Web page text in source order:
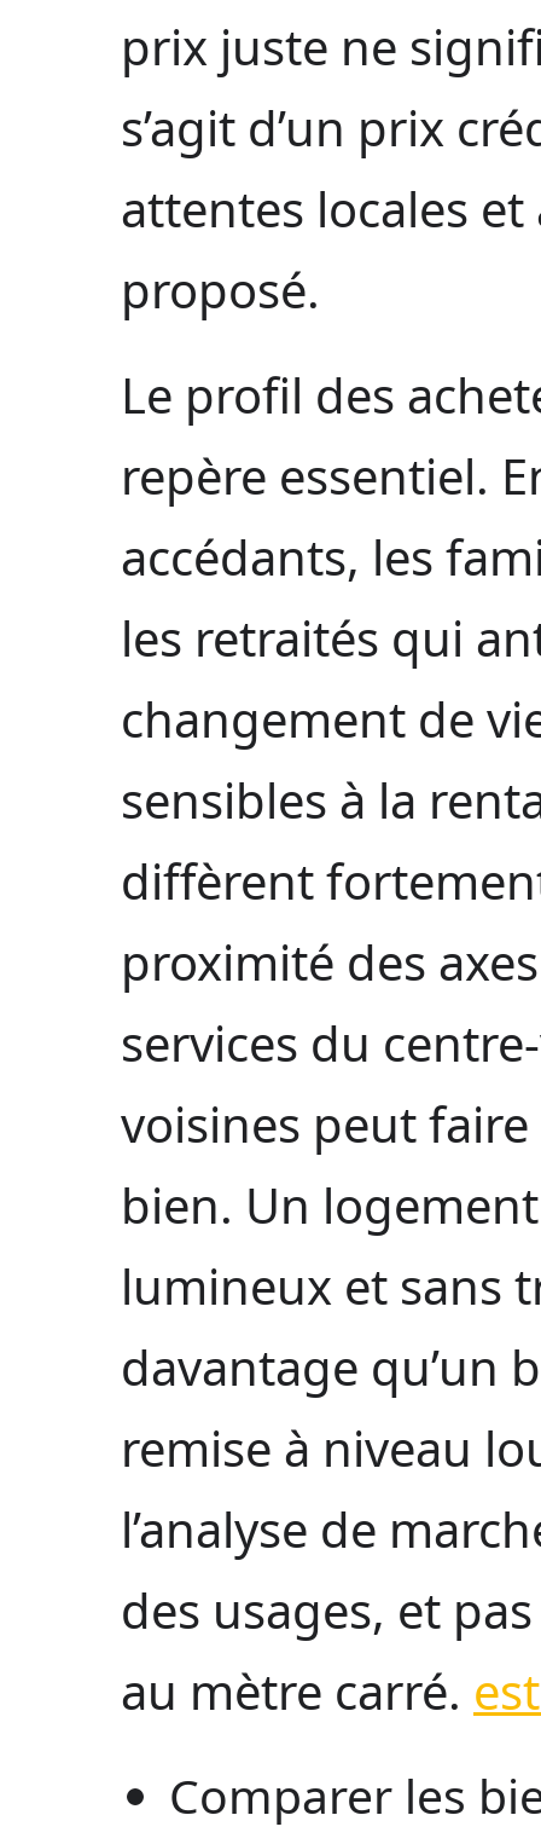
prix juste ne
s’agit d’un prix
attentes locales
proposé.
Le profil des
repère essentiel.
accédants, les
les retraités qui
changement de
sensibles à la
diffèrent
proximité des
services du
voisines peut faire
bien. Un
lumineux et sans
davantage qu’un
remise à niveau
l’analyse de
des usages, et
au mètre carré.
Comparer les